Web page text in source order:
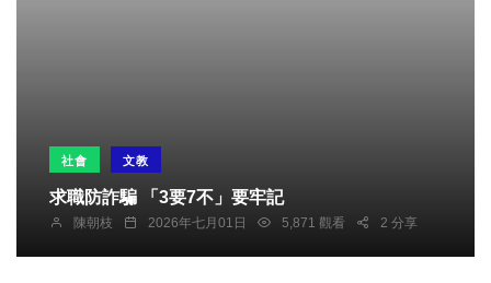
社會 文教
求職防詐騙 「3要7不」要牢記
陳朝枝 2026年七月01日 5,871 觀看 2 分享